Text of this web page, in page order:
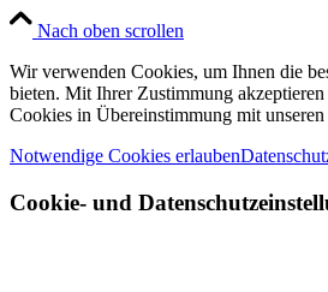
Nach oben scrollen
Wir verwenden Cookies, um Ihnen die
bieten. Mit Ihrer Zustimmung
Cookies in Übereinstimmung mit
Notwendige Cookies erlauben
Cookie- und